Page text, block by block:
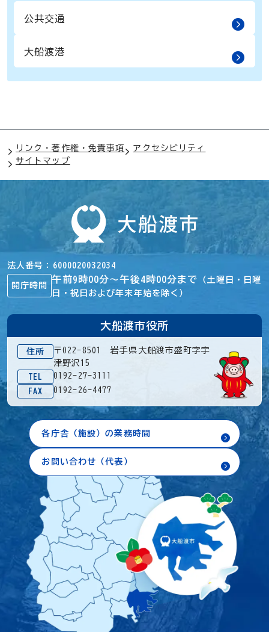
公共交通
大船渡港
リンク・著作権・免責事項
アクセシビリティ
サイトマップ
法人番号 6000020032034
開庁時間
午前9時00分～午後4時00分まで
（土曜日・日曜
日・祝日および年末年始を除く）
大船渡市役所
住所
〒022-8501 岩手県大船渡市盛町字宇
津野沢15
TEL
0192-27-3111
FAX
0192-26-4477
各庁舎（施設）の業務時間
お問い合わせ（代表）